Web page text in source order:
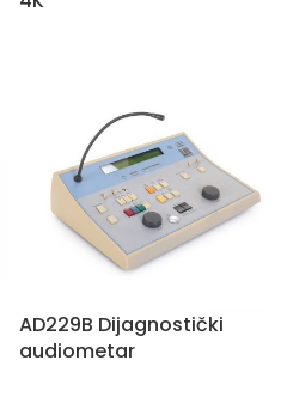
AD229B Dijagnostički
audiometar